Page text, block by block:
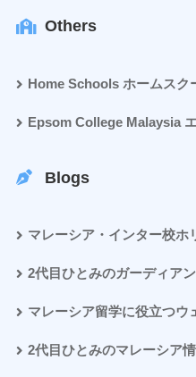
Others
Home Schools ホームスク
Epsom College Malaysia
Blogs
マレーシア・インター校ホ
2代目ひとみのガーディア
マレーシア留学に役立つウ
2代目ひとみのマレーシア